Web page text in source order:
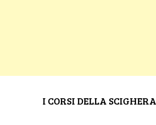
I CORSI DELLA SCIGHERA